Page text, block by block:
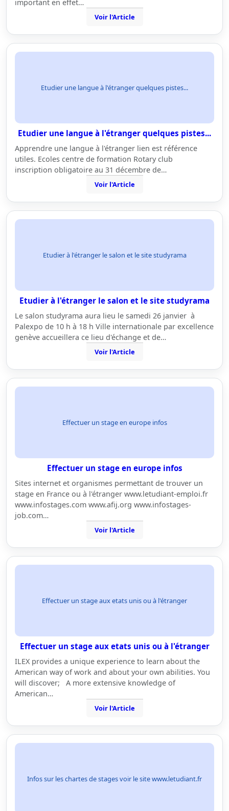
important en effet…
Voir l'Article
Etudier une langue à l'étranger quelques pistes...
Etudier une langue à l'étranger quelques pistes...
Apprendre une langue à l'étranger lien est référence
utiles. Ecoles centre de formation Rotary club
inscription obligatoire au 31 décembre de…
Voir l'Article
Etudier à l'étranger le salon et le site studyrama
Etudier à l'étranger le salon et le site studyrama
Le salon studyrama aura lieu le samedi 26 janvier à
Palexpo de 10 h à 18 h Ville internationale par excellence
genève accueillera ce lieu d'échange et de…
Voir l'Article
Effectuer un stage en europe infos
Effectuer un stage en europe infos
Sites internet et organismes permettant de trouver un
stage en France ou à l'étranger www.letudiant-emploi.fr
www.infostages.com www.afij.org www.infostages-
job.com…
Voir l'Article
Effectuer un stage aux etats unis ou à l'étranger
Effectuer un stage aux etats unis ou à l'étranger
ILEX provides a unique experience to learn about the
American way of work and about your own abilities. You
will discover; A more extensive knowledge of
American…
Voir l'Article
Infos sur les chartes de stages voir le site www.letudiant.fr